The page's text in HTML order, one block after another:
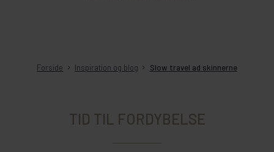
Forside Inspiration og blog Slow travel ad skinnerne
TID TIL FORDYBELSE